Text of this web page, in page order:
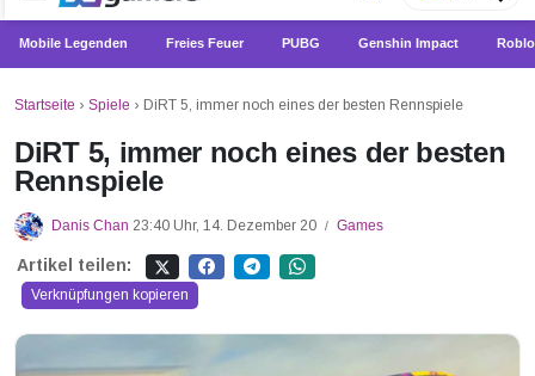
Mobile Legenden Freies Feuer PUBG Genshin Impact
Startseite › Spiele › DiRT 5, immer noch eines der besten Rennspiele
DiRT 5, immer noch eines der besten
Rennspiele
Danis Chan 23:40 Uhr, 14. Dezember 20 / Games
Artikel teilen:
Verknüpfungen kopieren